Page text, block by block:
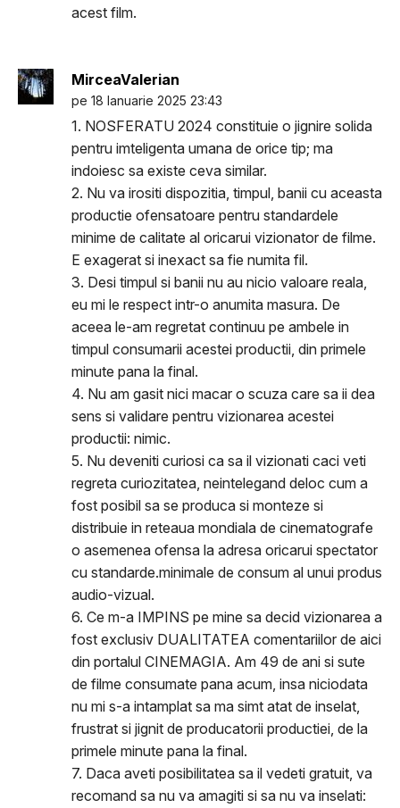
acest film.
MirceaValerian
pe 18 Ianuarie 2025 23:43
1. NOSFERATU 2024 constituie o jignire solida
pentru imteligenta umana de orice tip; ma
indoiesc sa existe ceva similar.
2. Nu va irositi dispozitia, timpul, banii cu aceasta
productie ofensatoare pentru standardele
minime de calitate al oricarui vizionator de filme.
E exagerat si inexact sa fie numita fil.
3. Desi timpul si banii nu au nicio valoare reala,
eu mi le respect intr-o anumita masura. De
aceea le-am regretat continuu pe ambele in
timpul consumarii acestei productii, din primele
minute pana la final.
4. Nu am gasit nici macar o scuza care sa ii dea
sens si validare pentru vizionarea acestei
productii: nimic.
5. Nu deveniti curiosi ca sa il vizionati caci veti
regreta curiozitatea, neintelegand deloc cum a
fost posibil sa se produca si monteze si
distribuie in reteaua mondiala de cinematografe
o asemenea ofensa la adresa oricarui spectator
cu standarde.minimale de consum al unui produs
audio-vizual.
6. Ce m-a IMPINS pe mine sa decid vizionarea a
fost exclusiv DUALITATEA comentariilor de aici
din portalul CINEMAGIA. Am 49 de ani si sute
de filme consumate pana acum, insa niciodata
nu mi s-a intamplat sa ma simt atat de inselat,
frustrat si jignit de producatorii productiei, de la
primele minute pana la final.
7. Daca aveti posibilitatea sa il vedeti gratuit, va
recomand sa nu va amagiti si sa nu va inselati: